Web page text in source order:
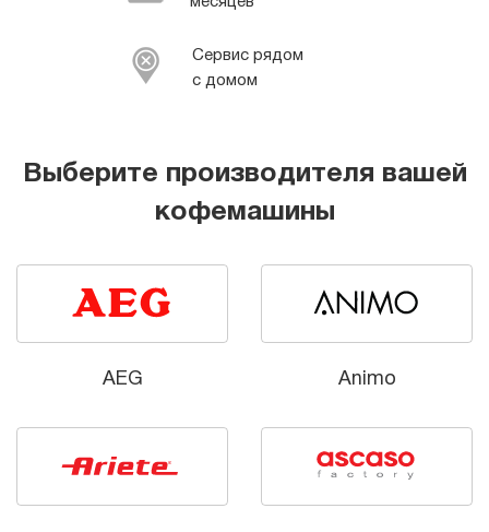
Сервис рядом
с домом
Выберите производителя вашей
кофемашины
AEG Animo